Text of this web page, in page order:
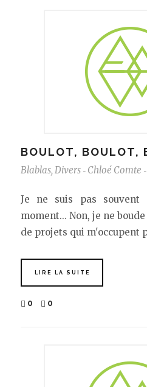
BOULOT, BOULOT,
Blablas, Divers - Chloé Comte -
Je ne suis pas
moment... Non, je ne
de projets qui m'occupent
LIRE LA SUITE
0 0